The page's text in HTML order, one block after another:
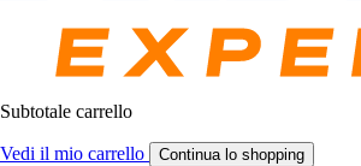
Subtotale carrello
Vedi il mio carrello Continua lo shopping